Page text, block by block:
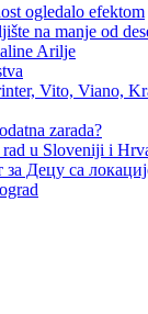
ogledalo efektom
na manje od
Arilje
Vito, Viano,
zarada?
rad u Sloveniji i
за Децу са